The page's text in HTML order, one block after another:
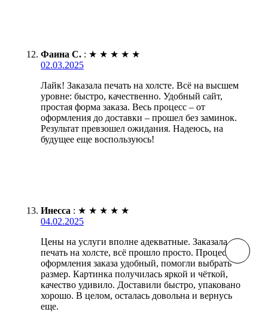
Фаина С. : ★ ★ ★ ★ ★
02.03.2025
Лайк! Заказала печать на холсте. Всё на высшем
уровне: быстро, качественно. Удобный сайт,
простая форма заказа. Весь процесс – от
оформления до доставки – прошел без заминок.
Результат превзошел ожидания. Надеюсь, на
будущее еще воспользуюсь!
Инесса : ★ ★ ★ ★ ★
04.02.2025
Цены на услуги вполне адекватные. Заказала
печать на холсте, всё прошло просто. Процесс
оформления заказа удобный, помогли выбрать
размер. Картинка получилась яркой и чёткой,
качество удивило. Доставили быстро, упаковано
хорошо. В целом, осталась довольна и вернусь
еще.